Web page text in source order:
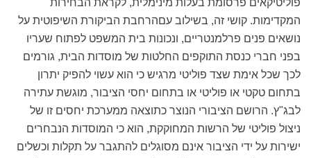
פוליטיקאים פרסומת בעלות מינימלית, לקראת הבחירות
המקדימות. קושי זה, בשילוב עםהרחבת הביקורת השיפוטית על
נושאים פנים פרלמנטריים, ונכונות בית המשפט לפתוח שעריו
בפני חברי כנסת התוקפים החלטות של מוסדות הבית, גורמים
לכך שכל אימת שצד פוליטי מרגיש כי הוא עשוי להפיק יתרון
בתחום טקטי או פוליטי או בתחום יחסי הציבור, מוגשת עתירה
לבג"ץ. הרושם הציבורי הנוצר כתוצאה ממערכת יחסים זו של
ניצול פוליטי של הרשות המחוקקת, הוא כי המוסדות הנבחרים
ישירות על ידי הציבור אינם מסוגלים להתגבר על תקלות וכשלים